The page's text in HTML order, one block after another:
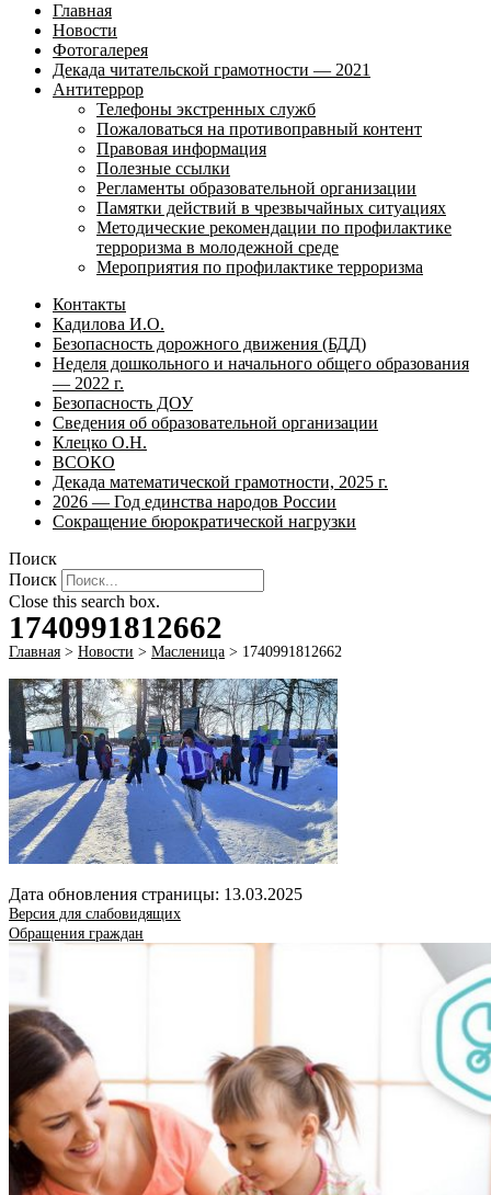
Главная
Новости
Фотогалерея
Декада читательской грамотности — 2021
Антитеррор
Телефоны экстренных служб
Пожаловаться на противоправный контент
Правовая информация
Полезные ссылки
Регламенты образовательной организации
Памятки действий в чрезвычайных ситуациях
Методические рекомендации по профилактике
терроризма в молодежной среде
Мероприятия по профилактике терроризма
Контакты
Кадилова И.О.
Безопасность дорожного движения (БДД)
Неделя дошкольного и начального общего образования
— 2022 г.
Безопасность ДОУ
Сведения об образовательной организации
Клецко О.Н.
ВСОКО
Декада математической грамотности, 2025 г.
2026 — Год единства народов России
Сокращение бюрократической нагрузки
Поиск
Поиск
Close this search box.
1740991812662
Главная > Новости > Масленица > 1740991812662
Дата обновления страницы: 13.03.2025
Версия для слабовидящих
Обращения граждан